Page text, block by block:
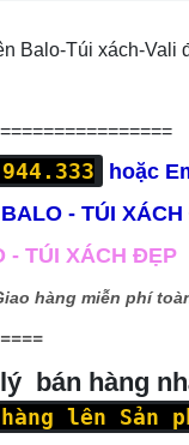
Balo-Túi xách-Vali
hoặc
- TÚI
- TÚI XÁCH ĐẸP
hàng miễn phí
bán hàng
lên Sản